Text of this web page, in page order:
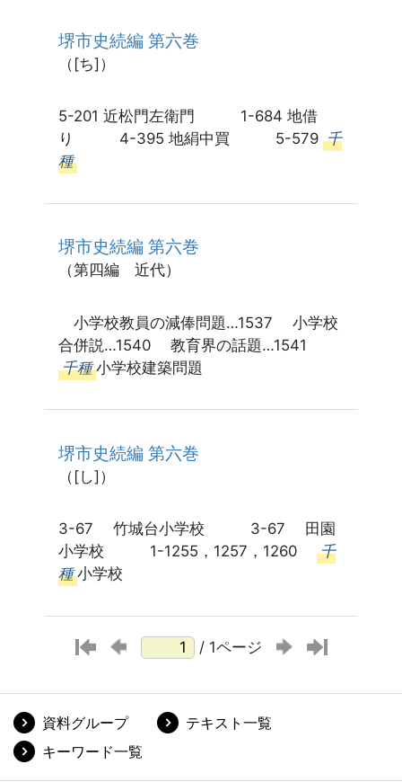
堺市史続編 第六巻
（[ち]）
5-201 近松門左衛門 1-684 地借
り 4-395 地絹中買 5-579 千
種
堺市史続編 第六巻
（第四編 近代）
小学校教員の減俸問題…1537 小学校
合併説…1540 教育界の話題…1541
千種 小学校建築問題
堺市史続編 第六巻
（[し]）
3-67 竹城台小学校 3-67 田園
小学校 1-1255，1257，1260 千
種 小学校
/ 1ページ
資料グループ
テキスト一覧
キーワード一覧